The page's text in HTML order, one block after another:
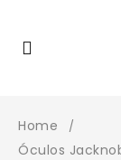
Home /
Óculos